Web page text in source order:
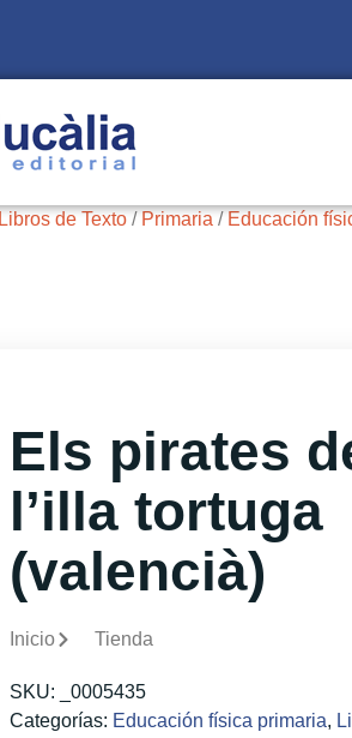
Libros de Texto / Primaria / Educación
Els pirates
l’illa tortuga
(valencià)
Inicio Tienda
SKU:
_0005435
Categorías: Educación física primaria,